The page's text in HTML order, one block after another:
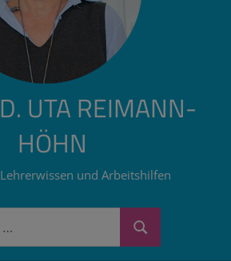
UTA REIMANN-
HÖHN
und Arbeitshilfen
Suchen